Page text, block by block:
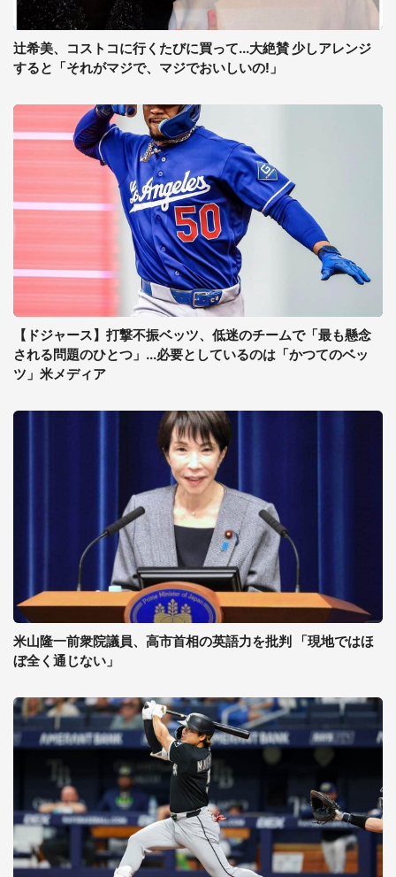
辻希美、コストコに行くたびに買って...大絶賛 少しアレンジ
すると「それがマジで、マジでおいしいの!」
【ドジャース】打撃不振ベッツ、低迷のチームで「最も懸念
される問題のひとつ」...必要としているのは「かつてのベッ
ツ」米メディア
米山隆一前衆院議員、高市首相の英語力を批判 「現地ではほ
ぼ全く通じない」